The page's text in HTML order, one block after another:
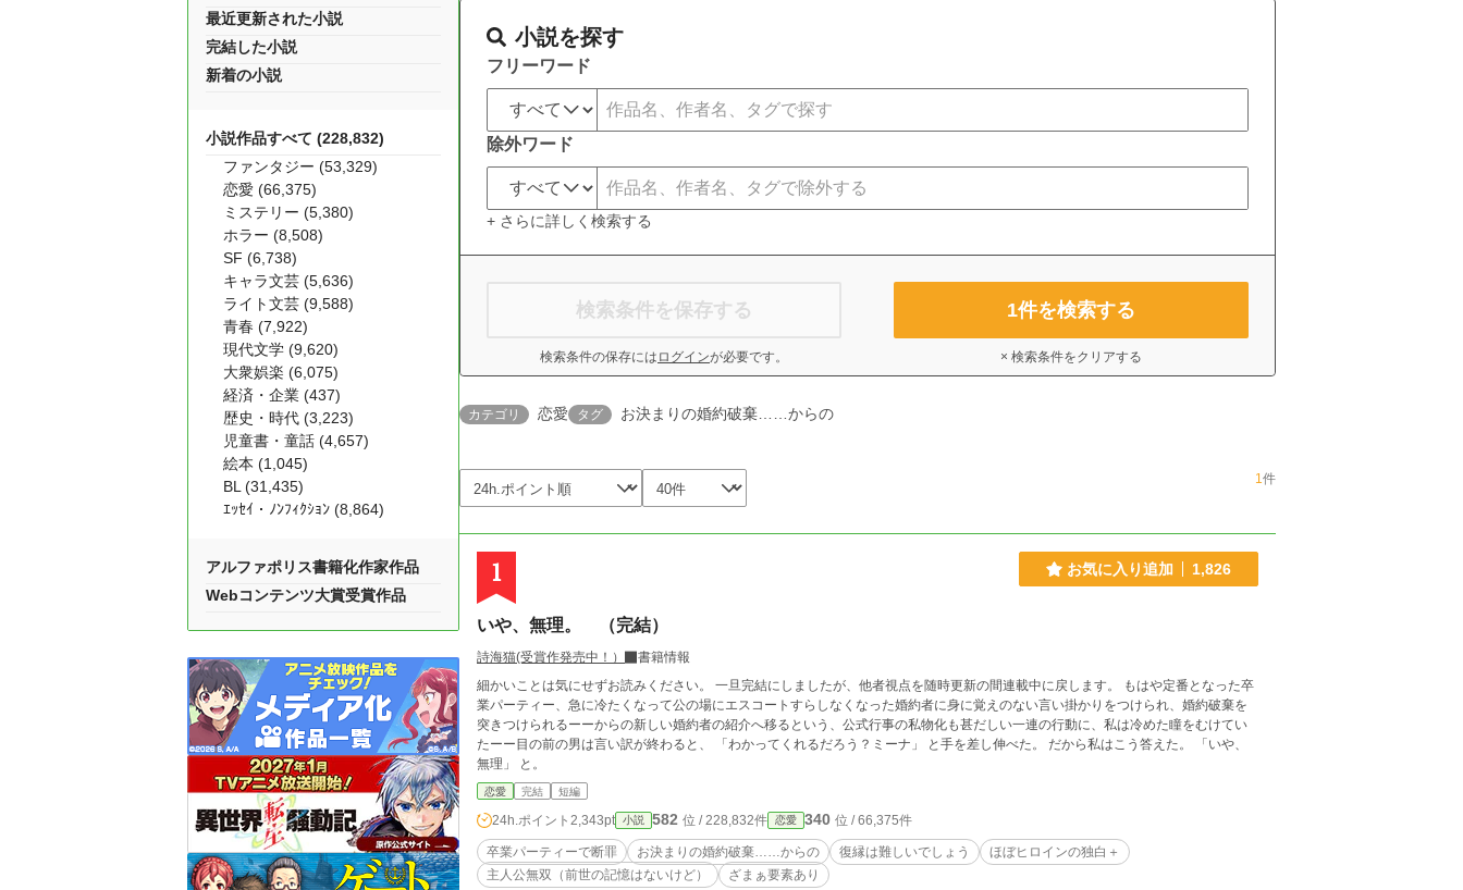
小説を探す
フリーワード
除外ワード
+ さらに詳しく検索する
検索条件を保存する
検索条件の保存には ログインが必要です。
1件を検索する
× 検索条件をクリアする
カテゴリ 恋愛 タグ お決まりの婚約破棄……からの
1件
1 お気に入り追加 1,826
いや、無理。 （完結）
詩海猫(受賞作発売中！）
書籍情報
細かいことは気にせずお読みください。 一旦完結にしましたが、他者視点を随時更新の間連載中に戻します。 もはや定番となった卒
業パーティー、急に冷たくなって公の場にエスコートすらしなくなった婚約者に身に覚えのない言い掛かりをつけられ、婚約破棄を
突きつけられるーーからの新しい婚約者の紹介へ移るという、公式行事の私物化も甚だしい一連の行動に、私は冷めた瞳をむけてい
たーー目の前の男は言い訳が終わると、 「わかってくれるだろう？ミーナ」 と手を差し伸べた。 だから私はこう答えた。 「いや、
無理」 と。
恋愛 完結 短編
24h.ポイント 2,343pt 小説 582 位 / 228,832件 恋愛 340 位 / 66,375件
卒業パーティーで断罪 お決まりの婚約破棄……からの 復縁は難しいでしょう
ほぼヒロインの独白＋
主人公無双（前世の記憶はないけど）
ざまぁ要素あり
最近更新された小説
完結した小説
新着の小説
小説作品すべて (228,832)
ファンタジー (53,329)
恋愛 (66,375)
ミステリー (5,380)
ホラー (8,508)
SF (6,738)
キャラ文芸 (5,636)
ライト文芸 (9,588)
青春 (7,922)
現代文学 (9,620)
大衆娯楽 (6,075)
経済・企業 (437)
歴史・時代 (3,223)
児童書・童話 (4,657)
絵本 (1,045)
BL (31,435)
ｴｯｾｲ・ﾉﾝﾌｨｸｼｮﾝ (8,864)
アルファポリス書籍化作家作品
Webコンテンツ大賞受賞作品